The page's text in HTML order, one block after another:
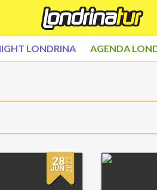
LONDRINA AGENDA
28
JUN2023